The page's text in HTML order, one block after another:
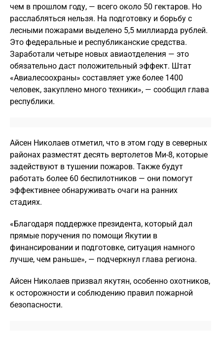
чем в прошлом году, — всего около 50 гектаров. Но
расслабляться нельзя. На подготовку и борьбу с
лесными пожарами выделено 5,5 миллиарда рублей.
Это федеральные и республиканские средства.
Заработали четыре новых авиаотделения — это
обязательно даст положительный эффект. Штат
«Авиалесоохраны» составляет уже более 1400
человек, закуплено много техники», — сообщил глава
республики.
Айсен Николаев отметил, что в этом году в северных
районах разместят десять вертолетов Ми-8, которые
задействуют в тушении пожаров. Также будут
работать более 60 беспилотников — они помогут
эффективнее обнаруживать очаги на ранних
стадиях.
«Благодаря поддержке президента, который дал
прямые поручения по помощи Якутии в
финансировании и подготовке, ситуация намного
лучше, чем раньше», — подчеркнул глава региона.
Айсен Николаев призвал якутян, особенно охотников,
к осторожности и соблюдению правил пожарной
безопасности.